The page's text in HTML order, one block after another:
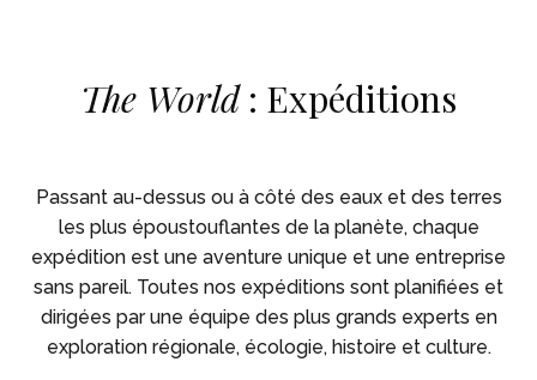
The World: Expéditions
Passant au-dessus ou à côté des eaux et des terres
les plus époustouflantes de la planète, chaque
expédition est une aventure unique et une entreprise
sans pareil. Toutes nos expéditions sont planifiées et
dirigées par une équipe des plus grands experts en
exploration régionale, écologie, histoire et culture.